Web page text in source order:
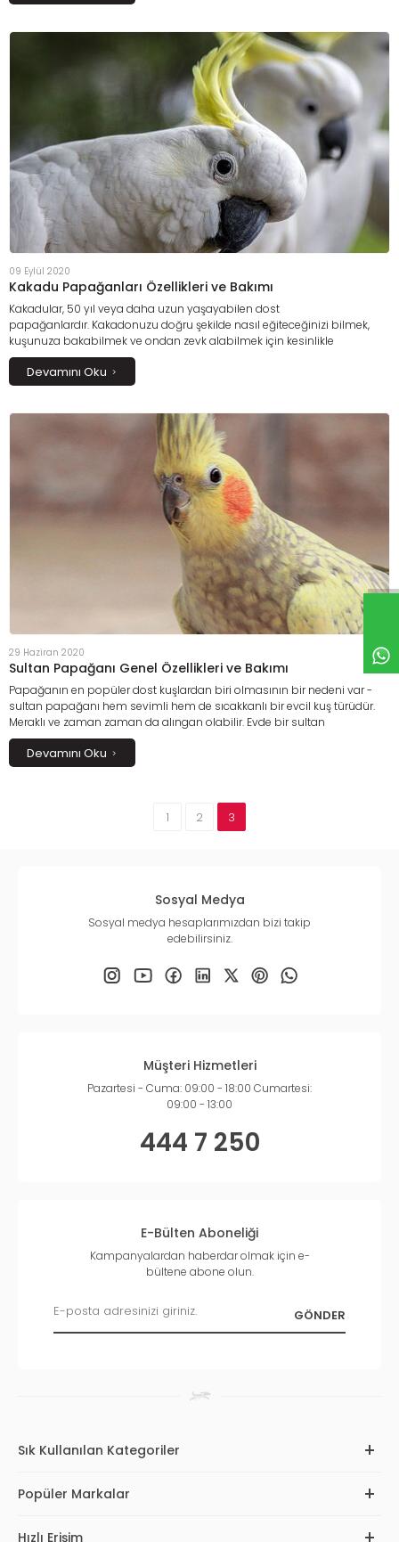
09 Eylül 2020
Kakadu Papağanları Özellikleri ve Bakımı
Kakadular, 50 yıl veya daha uzun yaşayabilen dost
papağanlardır. Kakadonuzu doğru şekilde nasıl eğiteceğinizi bilmek,
kuşunuza bakabilmek ve ondan zevk alabilmek için kesinlikle
gereklidir.Kakadunuzu evcilleştirebilmek, onunla başa çıkabilmenin ilk
adımıdır.
Devamını Oku
29 Haziran 2020
Sultan Papağanı Genel Özellikleri ve Bakımı
Papağanın en popüler dost kuşlardan biri olmasının bir nedeni var -
sultan papağanı hem sevimli hem de sıcakkanlı bir evcil kuş türüdür.
Meraklı ve zaman zaman da alıngan olabilir. Evde bir sultan
papağanınız varsa, muhtemelen cıvıltı ve neşe eksik olmayacak.
Devamını Oku
1 2 3
Sosyal Medya
Sosyal medya hesaplarımızdan bizi takip
edebilirsiniz.
Müşteri Hizmetleri
Pazartesi - Cuma: 09:00 - 18:00 Cumartesi:
09:00 - 13:00
444 7 250
E-Bülten Aboneliği
Kampanyalardan haberdar olmak için e-
bültene abone olun.
Sık Kullanılan Kategoriler
Popüler Markalar
Hızlı Erişim